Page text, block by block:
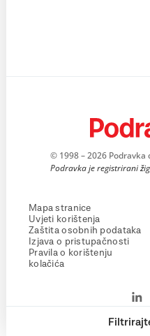
© 1998 – 2026 Podravka
Podravka je registrirani
Mapa stranice
Uvjeti korištenja
Zaštita osobnih podataka
Izjava o pristupačnosti
Pravila o korištenju
kolačića